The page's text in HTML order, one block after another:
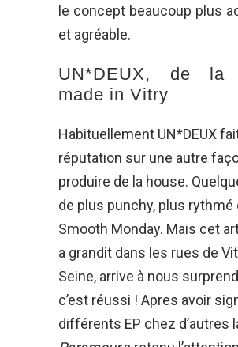
le concept beaucoup plus
et agréable.
UN*DEUX, de la
made in Vitry
Habituellement UN*DEUX
réputation sur une autre
produire de la house.
de plus punchy, plus rythmé
Smooth Monday. Mais cet
a grandit dans les rues de
Seine, arrive à nous
c’est réussi ! Apres avoir
différents EP chez d’autres